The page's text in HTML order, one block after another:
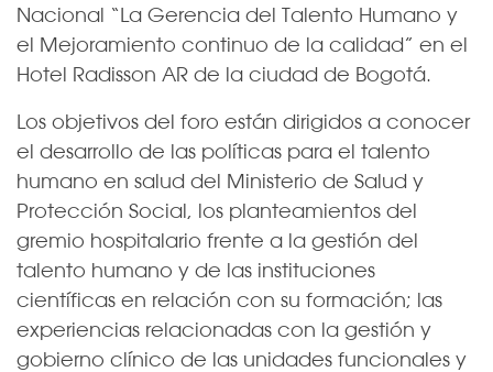
Nacional “La Gerencia del Talento Humano y
el Mejoramiento continuo de la calidad” en el
Hotel Radisson AR de la ciudad de Bogotá.
Los objetivos del foro están dirigidos a conocer
el desarrollo de las políticas para el talento
humano en salud del Ministerio de Salud y
Protección Social, los planteamientos del
gremio hospitalario frente a la gestión del
talento humano y de las instituciones
científicas en relación con su formación; las
experiencias relacionadas con la gestión y
gobierno clínico de las unidades funcionales y